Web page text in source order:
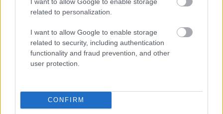
related to personalization.
I want to allow Google to enable storage
related to security, including authentication
functionality and fraud prevention, and other
user protection.
CONFIRM